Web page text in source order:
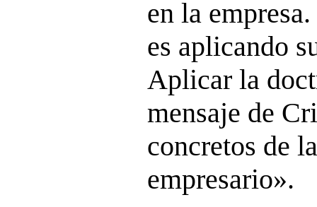
en la
es aplicando
Aplicar la
mensaje de
concretos de
empresario».